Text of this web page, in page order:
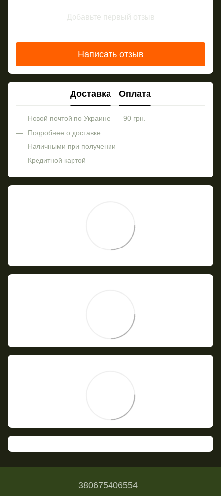
Добавьте первый отзыв
Написать отзыв
Доставка Оплата
Новой почтой по Украине — 90 грн.
Подробнее о доставке
Наличными при получении
Кредитной картой
380675406554